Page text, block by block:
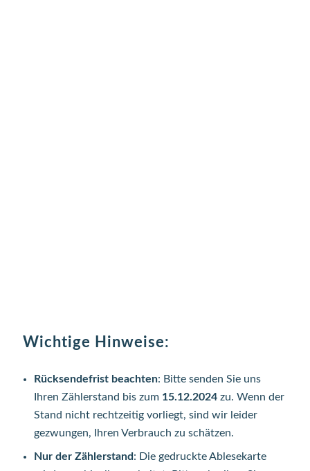
Wichtige Hinweise:
Rücksendefrist beachten: Bitte senden Sie uns
Ihren Zählerstand bis zum 15.12.2024zu. Wenn der
Stand nicht rechtzeitig vorliegt, sind wir leider
gezwungen, Ihren Verbrauch zu schätzen.
Nur der Zählerstand: Die gedruckte Ablesekarte